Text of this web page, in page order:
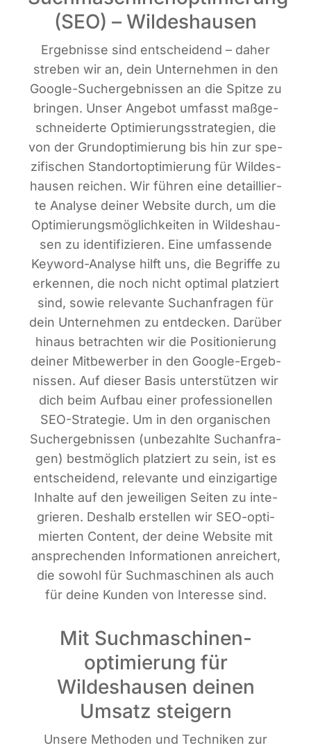
(SEO) – Wildeshausen
Ergeb­nis­se sind ent­schei­dend – daher
stre­ben wir an, dein Unter­neh­men in den
Goog­le-Such­ergeb­nis­sen an die Spit­ze zu
brin­gen. Unser Ange­bot umfasst maß­ge­
schnei­der­te Opti­mie­rungs­stra­te­gien, die
von der Grund­op­ti­mie­rung bis hin zur spe­
zi­fi­schen Stand­ort­op­ti­mie­rung für Wil­des­
hau­sen rei­chen. Wir füh­ren eine detail­lier­
te Ana­ly­se dei­ner Web­site durch, um die
Opti­mie­rungs­mög­lich­kei­ten in Wil­des­hau­
sen zu iden­ti­fi­zie­ren. Eine umfas­sen­de
Key­word-Ana­ly­se hilft uns, die Begrif­fe zu
erken­nen, die noch nicht opti­mal plat­ziert
sind, sowie rele­van­te Such­an­fra­gen für
dein Unter­neh­men zu ent­de­cken. Dar­über
hin­aus betrach­ten wir die Posi­tio­nie­rung
dei­ner Mit­be­wer­ber in den Goog­le-Ergeb­
nis­sen. Auf die­ser Basis unter­stüt­zen wir
dich beim Auf­bau einer pro­fes­sio­nel­len
SEO-Stra­te­gie. Um in den orga­ni­schen
Such­ergeb­nis­sen (unbe­zahl­te Such­an­fra­
gen) best­mög­lich plat­ziert zu sein, ist es
ent­schei­dend, rele­van­te und ein­zig­ar­ti­ge
Inhal­te auf den jewei­li­gen Sei­ten zu inte­
grie­ren. Des­halb erstel­len wir SEO-opti­
mier­ten Con­tent, der dei­ne Web­site mit
anspre­chen­den Infor­ma­tio­nen anrei­chert,
die sowohl für Such­ma­schi­nen als auch
für dei­ne Kun­den von Inter­es­se sind.
Mit Suchmaschinen­
optimierung für
Wildeshausen deinen
Umsatz steigern
Unse­re Metho­den und Tech­ni­ken zur